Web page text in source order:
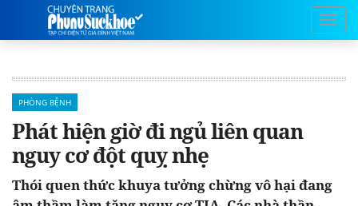
PHÒNG BỆNH
Phát hiện giờ đi ngủ liên quan
nguy cơ đột quỵ nhẹ
Thói quen thức khuya tưởng chừng vô hại đang